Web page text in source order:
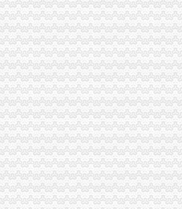
执照服务人民群众
措施加快培育著名商标
照健全七大执法监督工作机制
五个重新”渝中区公司注销化农贸市场监管
司注销确保“五一”节食品安全
对《潼南工商大力发展农村经纪人架起农民致富金桥
交易突出四个方面化业务工作
好四项工作造和谐工商
渝中区代办执照场秩序
组书记王元楷对《重庆市企业联合征信系统数据分析
出重点加经纪人工作
作协联手谱写《重庆红盾之歌》
“五.一”渝中区代办营业执照金周市场监管
料兽市渝中区代办营业执照场
中区公司注册金周旅游市场监管
工商局调研“效率革”渝中区公司注销工作